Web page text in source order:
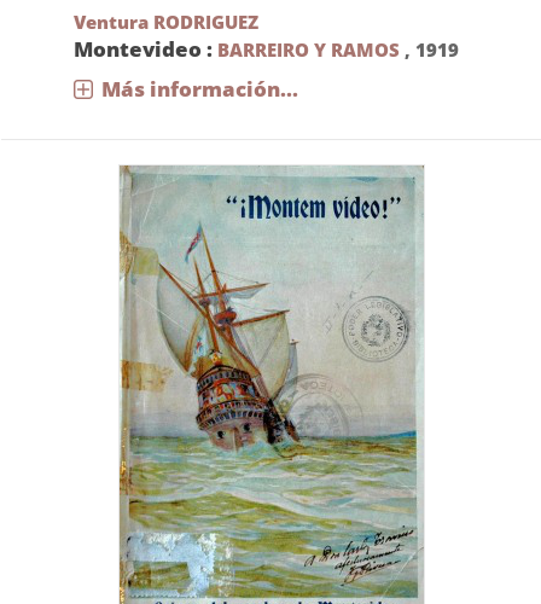
Ventura RODRIGUEZ
Montevideo : BARREIRO Y RAMOS , 1919
Más información...